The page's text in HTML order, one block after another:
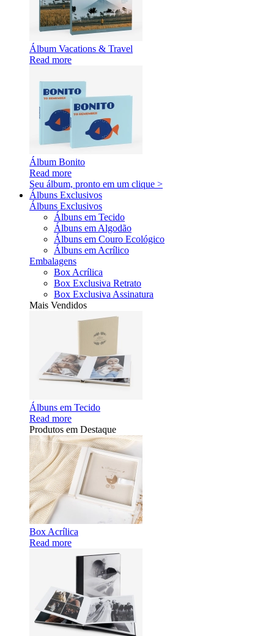
Álbum Vacations & Travel
Read more
Álbum Bonito
Read more
Seu álbum, pronto em um clique >
Álbuns Exclusivos
Álbuns Exclusivos
Álbuns em Tecido
Álbuns em Algodão
Álbuns em Couro Ecológico
Álbuns em Acrílico
Embalagens
Box Acrílica
Box Exclusiva Retrato
Box Exclusiva Assinatura
Mais Vendidos
Álbuns em Tecido
Read more
Produtos em Destaque
Box Acrílica
Read more